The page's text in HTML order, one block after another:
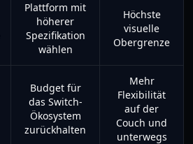
Plattform mit
höherer
Spezifikation
wählen
Höchste
visuelle
Obergrenze
Budget für
das Switch-
Ökosystem
zurückhalten
Mehr
Flexibilität
auf der
Couch und
unterwegs